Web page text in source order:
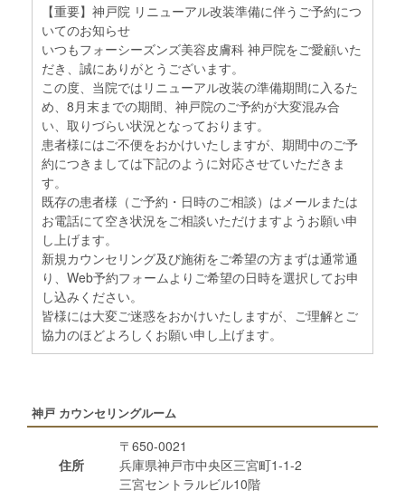
【重要】神戸院 リニューアル改装準備に伴うご予約につ
いてのお知らせ
いつもフォーシーズンズ美容皮膚科 神戸院をご愛顧いた
だき、誠にありがとうございます。
この度、当院ではリニューアル改装の準備期間に入るた
め、8月末までの期間、神戸院のご予約が大変混み合
い、取りづらい状況となっております。
患者様にはご不便をおかけいたしますが、期間中のご予
約につきましては下記のように対応させていただきま
す。
既存の患者様（ご予約・日時のご相談）はメールまたは
お電話にて空き状況をご相談いただけますようお願い申
し上げます。
新規カウンセリング及び施術をご希望の方まずは通常通
り、Web予約フォームよりご希望の日時を選択してお申
し込みください。
皆様には大変ご迷惑をおかけいたしますが、ご理解とご
協力のほどよろしくお願い申し上げます。
神戸 カウンセリングルーム
住所
〒650-0021
兵庫県神戸市中央区三宮町1-1-2
三宮セントラルビル10階